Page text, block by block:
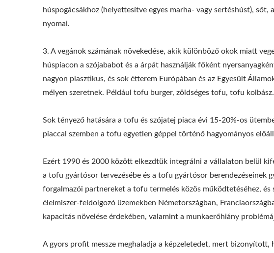
húspogácsákhoz (helyettesítve egyes marha- vagy sertéshúst),
nyomai.
3. A vegánok számának növekedése, akik különböző okok miatt
húspiacon a szójababot és a árpát használják főként
nagyon plasztikus, és sok étterem Európában és az Egyesült
mélyen szeretnek. Például tofu burger, zöldséges tofu, tofu kolbász.
Sok tényező hatására a tofu és szójatej piaca évi 15-20%-os
piaccal szemben a tofu egyetlen géppel történő hagyományos
Ezért 1990 és 2000 között elkezdtük integrálni a vállalaton belül
a tofu gyártósor tervezésébe és a tofu gyártósor berendezéseinek
forgalmazói partnereket a tofu termelés közös működtetéséhez,
élelmiszer-feldolgozó üzemekben Németországban,
kapacitás növelése érdekében, valamint a munkaerőhiány
A gyors profit messze meghaladja a képzeletedet, mert